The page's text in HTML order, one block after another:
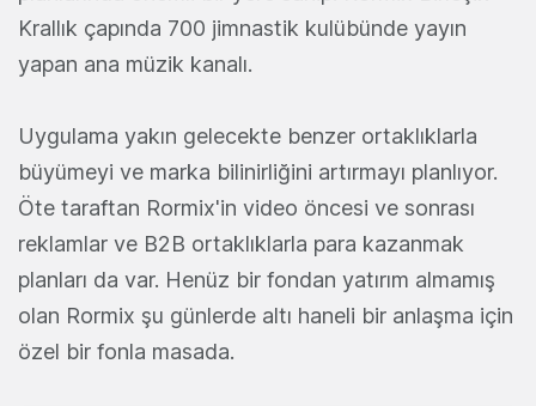
Krallık çapında 700 jimnastik kulübünde yayın
yapan ana müzik kanalı.
Uygulama yakın gelecekte benzer ortaklıklarla
büyümeyi ve marka bilinirliğini artırmayı planlıyor.
Öte taraftan Rormix'in video öncesi ve sonrası
reklamlar ve B2B ortaklıklarla para kazanmak
planları da var. Henüz bir fondan yatırım almamış
olan Rormix şu günlerde altı haneli bir anlaşma için
özel bir fonla masada.